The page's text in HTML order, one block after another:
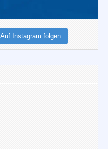
Auf Instagram folgen